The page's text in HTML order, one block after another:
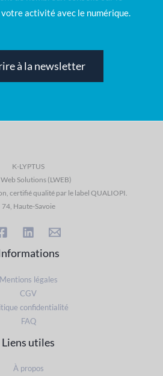
activité avec le numérique.
à la newsletter
K-LYPTUS
Solutions (LWEB)
certifié qualité par le label QUALIOPI.
74, Haute-Savoie
Mentions légales
CGV
confidentialité
FAQ
Liens utiles
À propos